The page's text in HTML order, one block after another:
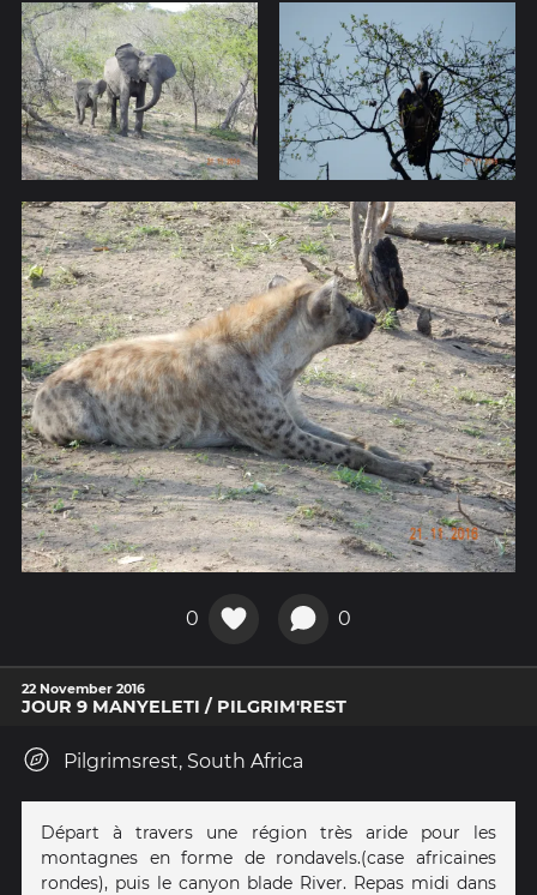
0 0
22 November 2016
JOUR 9 MANYELETI / PILGRIM'REST
Pilgrimsrest, South Africa
Départ à travers une région très aride pour les
montagnes en forme de rondavels.(case africaines
rondes), puis le canyon blade River. Repas midi dans